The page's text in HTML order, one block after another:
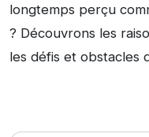
longtemps perçu
? Découvrons les
les défis et obstacles